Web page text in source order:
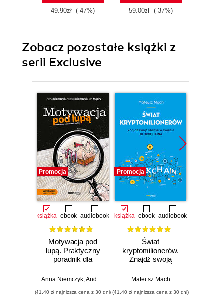
49.90zł (-47%) 59.00zł (-37%)
Zobacz pozostałe książki z
serii Exclusive
Promocja
książka ebook audiobook
Motywacja pod
lupą. Praktyczny
poradnik dla
rozszerzone
Anna Niemczyk,Andrzej Niemczyk ,Jan Mądry,ilustracje Michał
(41,40 zł najniższa cena z 30 dni)
Promocja
książka ebook audiobook
Świat
kryptomilionerów.
Znajdź swoją
Blockchaina
Mateusz Mach
(41,40 zł najniższa cena z 30 dni)